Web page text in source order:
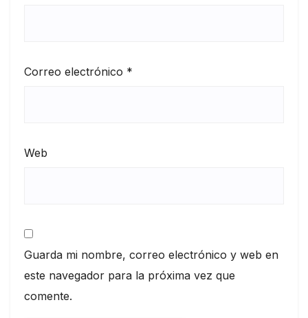
Correo electrónico *
Web
Guarda mi nombre, correo electrónico y web en
este navegador para la próxima vez que
comente.